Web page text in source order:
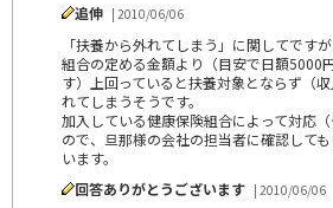
追伸 | 2010/06/06
「扶養から外れてしまう」に関してです
組合の定める金額より（目安で日額5000
す）上回っていると扶養対象とならず（
れてしまうそうです。
加入している健康保険組合によって対応
ので、旦那様の会社の担当者に確認して
います。
回答ありがとうございます | 2010/06/06